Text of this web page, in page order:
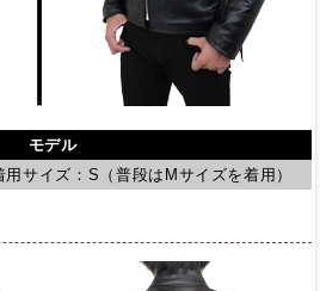
モデル
イズ：S（普段はMサイズを着用）